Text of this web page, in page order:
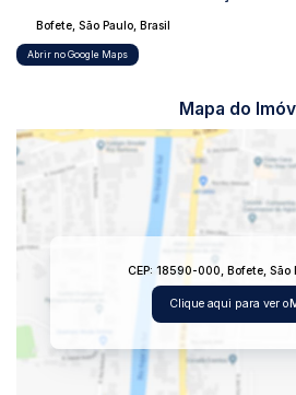
Bofete São Paulo Brasil
Abrir no Google Maps
Mapa do
CEP: 18590-000, Bofete, São
Clique aqui para ver o